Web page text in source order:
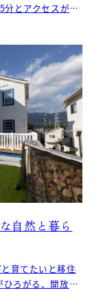
分とアクセスが良
自然と暮ら
育てたいと移住